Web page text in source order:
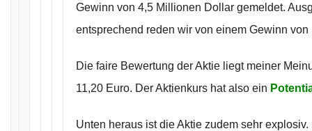
Gewinn von 4,5 Millionen Dollar gemeldet.
entsprechend reden wir von einem Gewinn
Die faire Bewertung der Aktie liegt meiner
11,20 Euro. Der Aktienkurs hat also ein
Unten heraus ist die Aktie zudem sehr